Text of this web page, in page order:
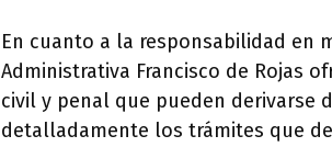
En cuanto a la responsabilidad en
Administrativa Francisco de Rojas
civil y penal que pueden derivarse
detalladamente los trámites que